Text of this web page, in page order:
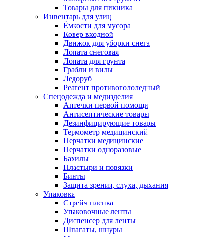
Товары для пикника
Инвентарь для улиц
Ёмкости для мусора
Ковер входной
Движок для уборки снега
Лопата снеговая
Лопата для грунта
Грабли и вилы
Ледоруб
Реагент противогололедный
Спецодежда и медизделия
Аптечки первой помощи
Антисептические товары
Дезинфицирующие товары
Термометр медицинский
Перчатки медицинские
Перчатки одноразовые
Бахилы
Пластыри и повязки
Бинты
Защита зрения, слуха, дыхания
Упаковка
Стрейч пленка
Упаковочные ленты
Диспенсер для ленты
Шпагаты, шнуры